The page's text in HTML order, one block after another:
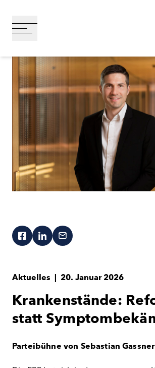
Aktuelles 20. Januar 2026
Krankenstände:
statt
Parteibühne von Sebastian Gassner